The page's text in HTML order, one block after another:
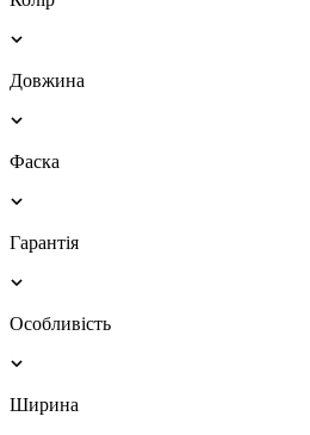
Довжина
Фаска
Гарантія
Особливість
Ширина